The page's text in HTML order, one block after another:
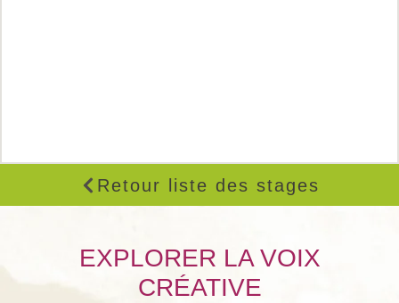
Retour liste des stages
EXPLORER LA VOIX
CRÉATIVE